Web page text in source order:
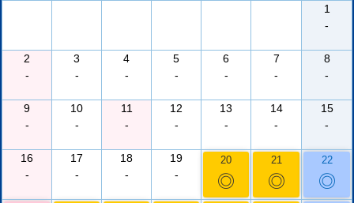
1
-
2
-
3
-
4
-
5
-
6
-
7
-
8
-
9
-
10
-
11
-
12
-
13
-
14
-
15
-
16
-
17
-
18
-
19
-
20
◎
21
◎
22
◎